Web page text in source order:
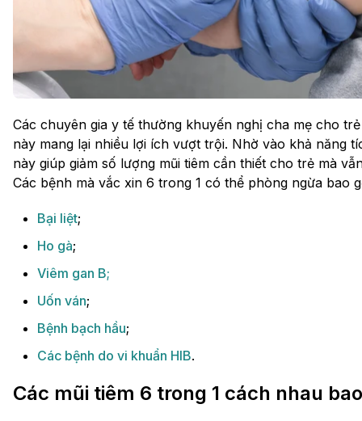
Các chuyên gia y tế thường khuyến nghị cha mẹ cho
này mang lại nhiều lợi ích vượt trội. Nhờ vào khả năng
này giúp giảm số lượng mũi tiêm cần thiết cho trẻ mà
Các bệnh mà vắc xin 6 trong 1 có thể phòng ngừa bao
Bại liệt;
Ho gà;
Viêm gan B;
Uốn ván;
Bệnh bạch hầu;
Các bệnh do vi khuẩn HIB.
Các mũi tiêm 6 trong 1 cách nhau